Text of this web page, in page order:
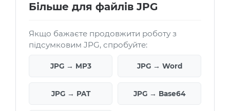
Більше для файлів JPG
Якщо бажаєте продовжити роботу з
підсумковим JPG, спробуйте:
JPG → MP3 JPG → Word
JPG → PAT JPG → Base64